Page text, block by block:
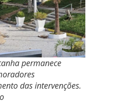
permanece
das intervenções.